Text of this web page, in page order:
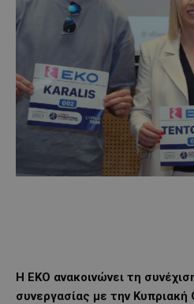
Η ΕΚΟ ανακοινώνει τη
συνεργασίας με την Κυπριακή